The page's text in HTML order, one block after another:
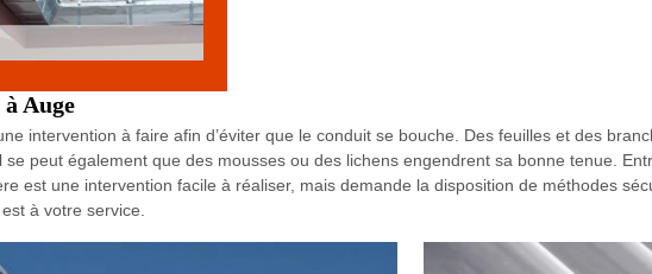
Auge
intervention à faire afin d’éviter que le conduit se bouche. Des feuilles et des
se peut également que des mousses ou des lichens engendrent sa bonne tenue.
est une intervention facile à réaliser, mais demande la disposition de méthodes
à votre service.